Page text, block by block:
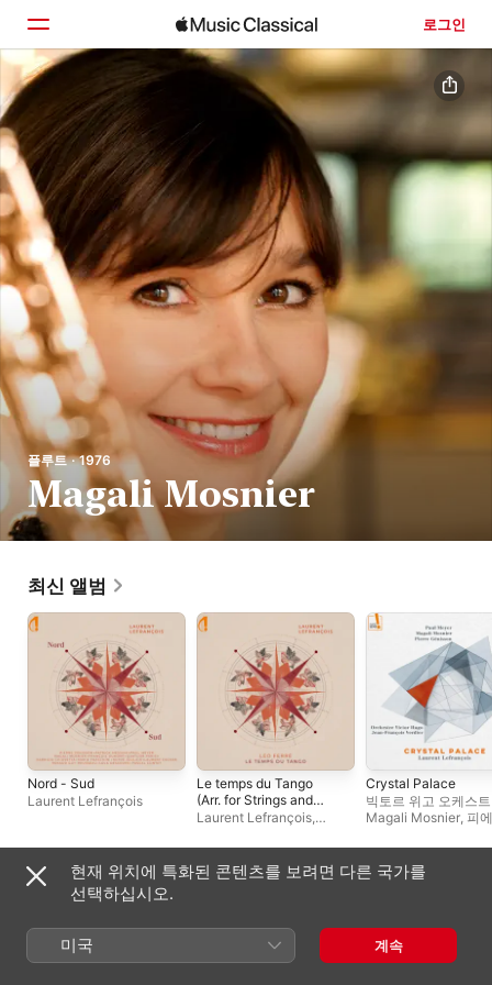
로그인
홈
둘러보기
검색
플루트 · 1976
Magali Mosnier
최신 앨범
Nord - Sud
Laurent Lefrançois
Le temps du Tango
(Arr. for Strings and
Clarinet by Laurent
Laurent Lefrançois,
메시나,파리시 사중주단
Crystal Palace
빅토르 위고 오케스
Magali Mosnier, 피
베르디에,폴 마이어
싱글 및 EP
현재 위치에 특화된 콘텐츠를 보려면 다른 국가를
선택하십시오.
미국 계속